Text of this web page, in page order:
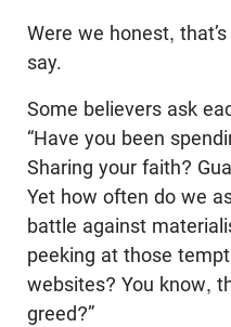
Were we honest,
say.
Some believers ask
“Have you been
Sharing your faith?
Yet how often do we
battle against
peeking at those
websites? You know,
greed?”